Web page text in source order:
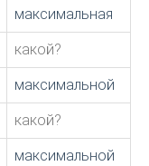
максимальная
какой?
максимальной
какой?
максимальной